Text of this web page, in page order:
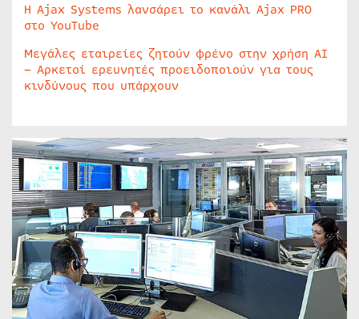
Η Ajax Systems λανσάρει το κανάλι Ajax PRO
στο YouTube
Μεγάλες εταιρείες ζητούν φρένο στην χρήση AI
– Αρκετοί ερευνητές προειδοποιούν για τους
κινδύνους που υπάρχουν